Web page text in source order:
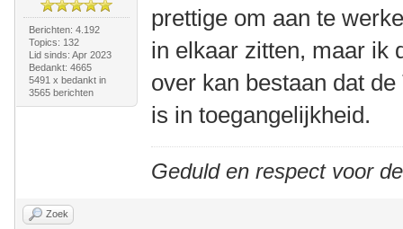
Berichten: 4.192
Topics: 132
Lid sinds: Apr 2023
Bedankt: 4665
5491 x bedankt in
3565 berichten
prettige om aan te
in elkaar zitten, maar ik
over kan bestaan dat
is in toegangelijkheid.
Geduld en respect voor
Zoek